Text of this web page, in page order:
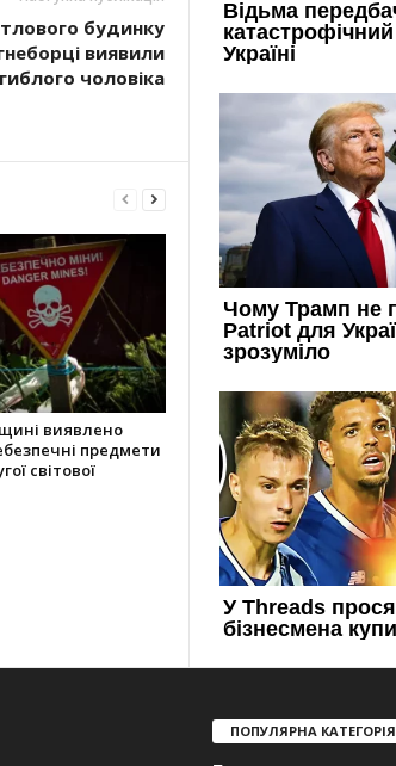
будинку
виявили
чоловіка
виявлено
предмети
світової
ПОПУЛЯРНА КАТЕГОРІЯ